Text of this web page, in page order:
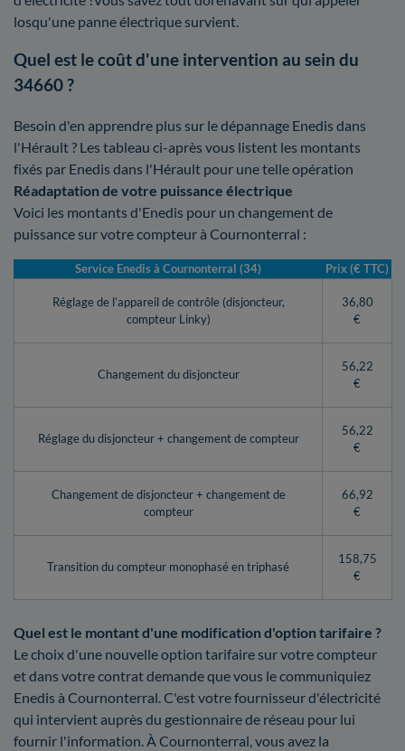
losqu'une panne électrique survient.
Quel est le coût d'une intervention au sein du
34660 ?
Besoin d'en apprendre plus sur le dépannage Enedis dans
l'Hérault ? Les tableau ci-après vous listent les montants
fixés par Enedis dans l'Hérault pour une telle opération
Réadaptation de votre puissance électrique
Voici les montants d'Enedis pour un changement de
puissance sur votre compteur à Cournonterral :
Service Enedis à Cournonterral (34) Prix (€ TTC)
Réglage de l’appareil de contrôle (disjoncteur,
compteur Linky)
36,80
€
Changement du disjoncteur
56,22
€
Réglage du disjoncteur + changement de compteur
56,22
€
Changement de disjoncteur + changement de
compteur
66,92
€
Transition du compteur monophasé en triphasé
158,75
€
Quel est le montant d'une modification d'option tarifaire ?
Le choix d'une nouvelle option tarifaire sur votre compteur
et dans votre contrat demande que vous le communiquiez
Enedis à Cournonterral. C'est votre fournisseur d'électricité
qui intervient auprès du gestionnaire de réseau pour lui
fournir l'information. À Cournonterral, vous avez la